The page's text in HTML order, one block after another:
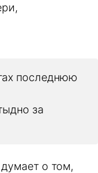
последнюю
за
о том,